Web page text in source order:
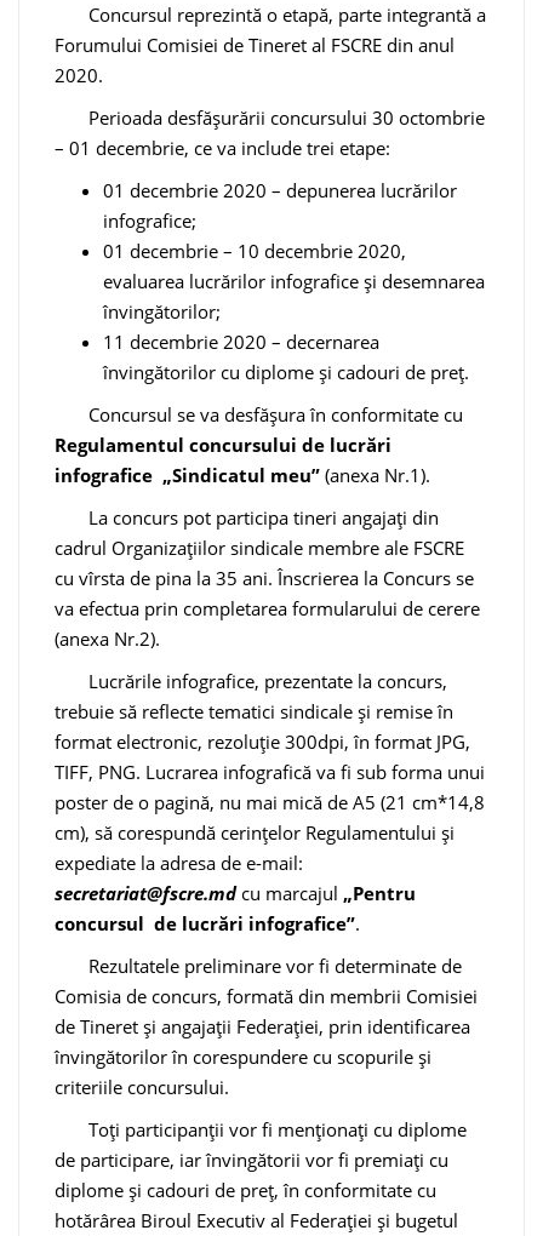
Concursul reprezintă o etapă, parte integrantă a
Forumului Comisiei de Tineret al FSCRE din anul
2020.
Perioada desfășurării concursului 30 octombrie
– 01 decembrie, ce va include trei etape:
01 decembrie 2020 – depunerea lucrărilor
infografice;
01 decembrie – 10 decembrie 2020,
evaluarea lucrărilor infografice și desemnarea
învingătorilor;
11 decembrie 2020 – decernarea
învingătorilor cu diplome și cadouri de preț.
Concursul se va desfășura în conformitate cu
Regulamentul concursului de lucrări
infografice „Sindicatul meu” (anexa Nr.1).
La concurs pot participa tineri angajați din
cadrul Organizațiilor sindicale membre ale FSCRE
cu vîrsta de pina la 35 ani. Înscrierea la Concurs se
va efectua prin completarea formularului de cerere
(anexa Nr.2).
Lucrările infografice, prezentate la concurs,
trebuie să reflecte tematici sindicale și remise în
format electronic, rezoluție 300dpi, în format JPG,
TIFF, PNG. Lucrarea infografică va fi sub forma unui
poster de o pagină, nu mai mică de A5 (21 cm*14,8
cm), să corespundă cerințelor Regulamentului și
expediate la adresa de e-mail:
secretariat@fscre.mdcu marcajul „Pentru
concursul de lucrări infografice”.
Rezultatele preliminare vor fi determinate de
Comisia de concurs, formată din membrii Comisiei
de Tineret și angajații Federației, prin identificarea
învingătorilor în corespundere cu scopurile și
criteriile concursului.
Toți participanții vor fi menționați cu diplome
de participare, iar învingătorii vor fi premiați cu
diplome și cadouri de preț, în conformitate cu
hotărârea Biroul Executiv al Federației și bugetul